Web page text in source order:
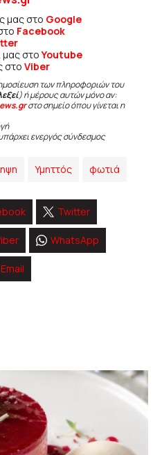
μας στο Google
Facebook
μας στοYoutube
στο Viber
των πληροφοριών του
) ή μέρους αυτών μόνο αν:
στο σημείο όπου γίνεται η
ενεργός σύνδεσμος
Υμηττός φωτιά
Twitter
WhatsApp
Email